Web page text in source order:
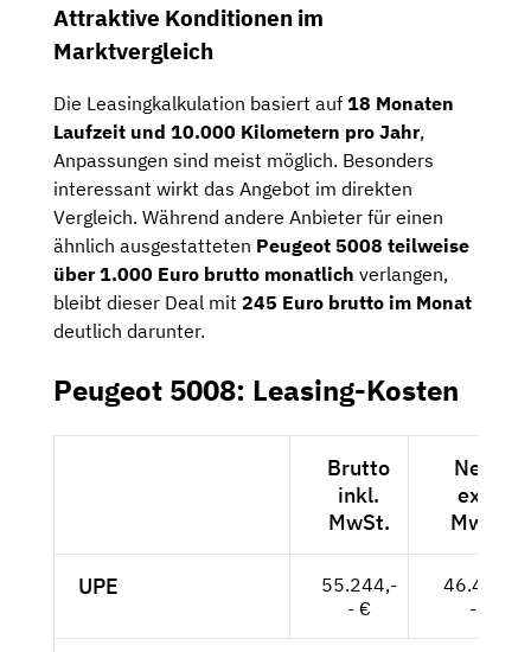
Attraktive Konditionen im
Marktvergleich
Die Leasingkalkulation basiert auf 18 Monaten
Laufzeit und 10.000 Kilometern pro Jahr,
Anpassungen sind meist möglich. Besonders
interessant wirkt das Angebot im direkten
Vergleich. Während andere Anbieter für einen
ähnlich ausgestatteten Peugeot 5008 teilweise
über 1.000 Euro brutto monatlich verlangen,
bleibt dieser Deal mit 245 Euro brutto im Monat
deutlich darunter.
Peugeot 5008: Leasing-Kosten
Brutto
inkl.
MwSt.
Netto
exkl.
MwSt.
UPE
55.244,-
- €
46.424,-
- €